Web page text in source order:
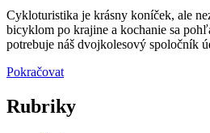
Cykloturistika je krásny koníček, ale
bicyklom po krajine a kochanie sa
potrebuje náš dvojkolesový spoločník
Pokračovat
Rubriky